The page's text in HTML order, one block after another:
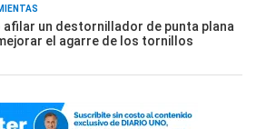
afilar un destornillador de punta plana
el agarre de los tornillos